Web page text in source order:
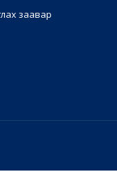
заавар